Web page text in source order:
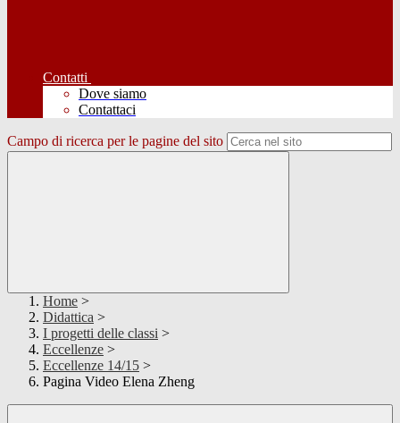
Contatti
Dove siamo
Contattaci
Campo di ricerca per le pagine del sito
Home >
Didattica >
I progetti delle classi >
Eccellenze >
Eccellenze 14/15 >
Pagina Video Elena Zheng